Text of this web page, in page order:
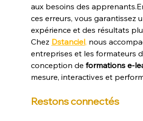
aux besoins des
ces erreurs, vous garantissez
expérience et des résultats
Chez Dstanciel, nous
entreprises et les formateurs
conception de formations e-
mesure, interactives et
Restons connectés